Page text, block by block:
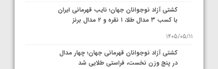
کشتی آزاد نوجوانان جهان؛ نایب قهرمانی ایران
با کسب ۳ مدال طلا، ۱ نقره و ۲ مدال برنز
1405/05/11
کشتی آزاد نوجوانان قهرمانی جهان؛ چهار مدال
در پنج وزن نخست، فراستی طلایی شد